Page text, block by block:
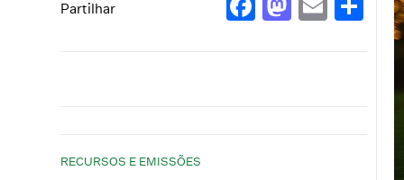
Partilhar
RECURSOS E EMISSÕES